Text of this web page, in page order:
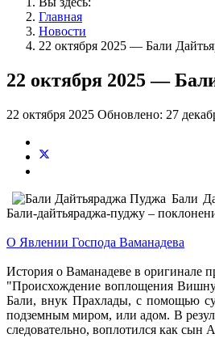
Главная
Новости
22 октября 2025 — Бали
22 октября 2025 —
22 октября 2025 Обновлено: 27
Бали
Бали-дайтьяраджа-пуджу –
О Явлении Господа Ваманадева
История о Ваманадеве в оригинале
"Происхождение воплощения
Бали, внук Прахлады, с помощью
подземным миром, или адом. В
следовательно, воплотился как сын